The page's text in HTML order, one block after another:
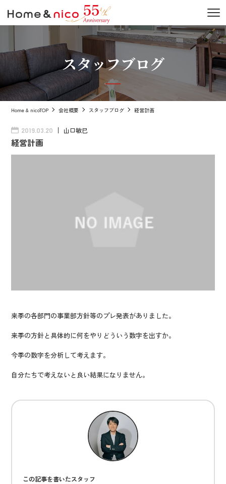
スタッフブログ
Home & nicoTOP 会社概要 スタッフブログ 経営計画
2019.03.20 山口敏巳
経営計画
来季の各部門の事業部方針等のプレ発表がありました。
来季の方針と具体的に何をやりどういう数字を出すか。
今季の数字を分析して考えます。
自分たちで考えないと良い結果になりません。
この記事を書いたスタッフ